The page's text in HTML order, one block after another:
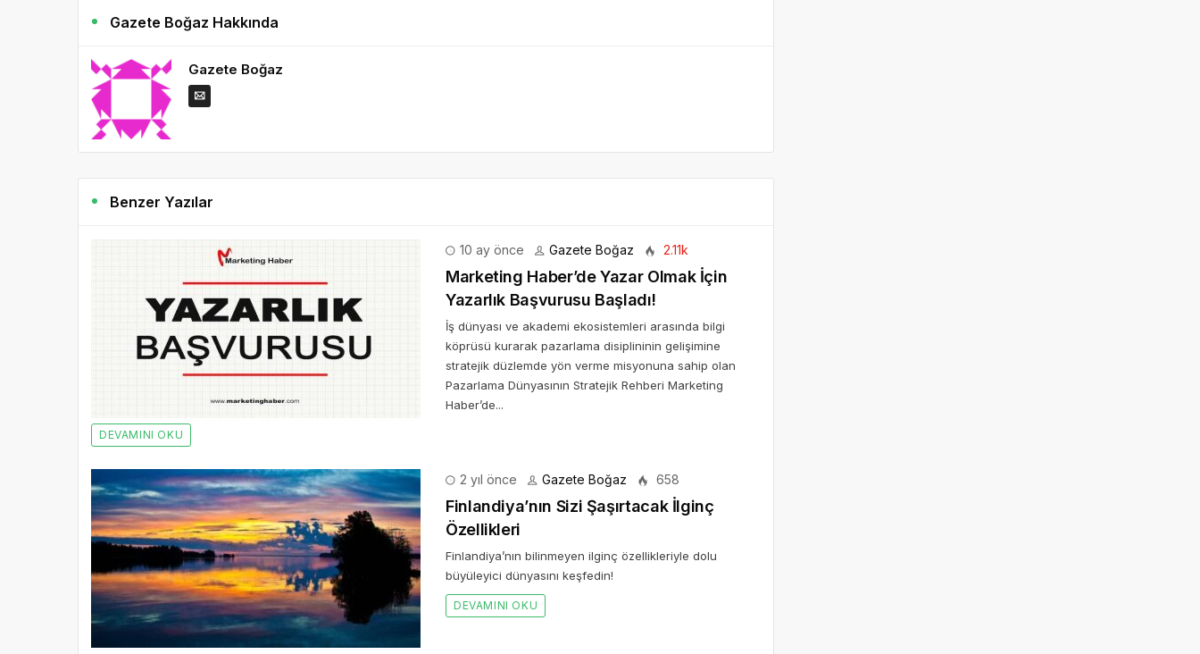
Gazete Boğaz Hakkında
Gazete Boğaz
Benzer Yazılar
10 ay önce Gazete Boğaz 2.11k
Marketing Haber’de Yazar Olmak İçin
Yazarlık Başvurusu Başladı!
İş dünyası ve akademi ekosistemleri arasında bilgi
köprüsü kurarak pazarlama disiplininin gelişimine
stratejik düzlemde yön verme misyonuna sahip olan
Pazarlama Dünyasının Stratejik Rehberi Marketing
Haber’de...
DEVAMINI OKU
2 yıl önce Gazete Boğaz 658
Finlandiya’nın Sizi Şaşırtacak İlginç
Özellikleri
Finlandiya’nın bilinmeyen ilginç özellikleriyle dolu
büyüleyici dünyasını keşfedin!
DEVAMINI OKU